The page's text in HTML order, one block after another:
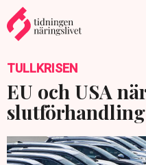
TULLKRISEN
EU och USA